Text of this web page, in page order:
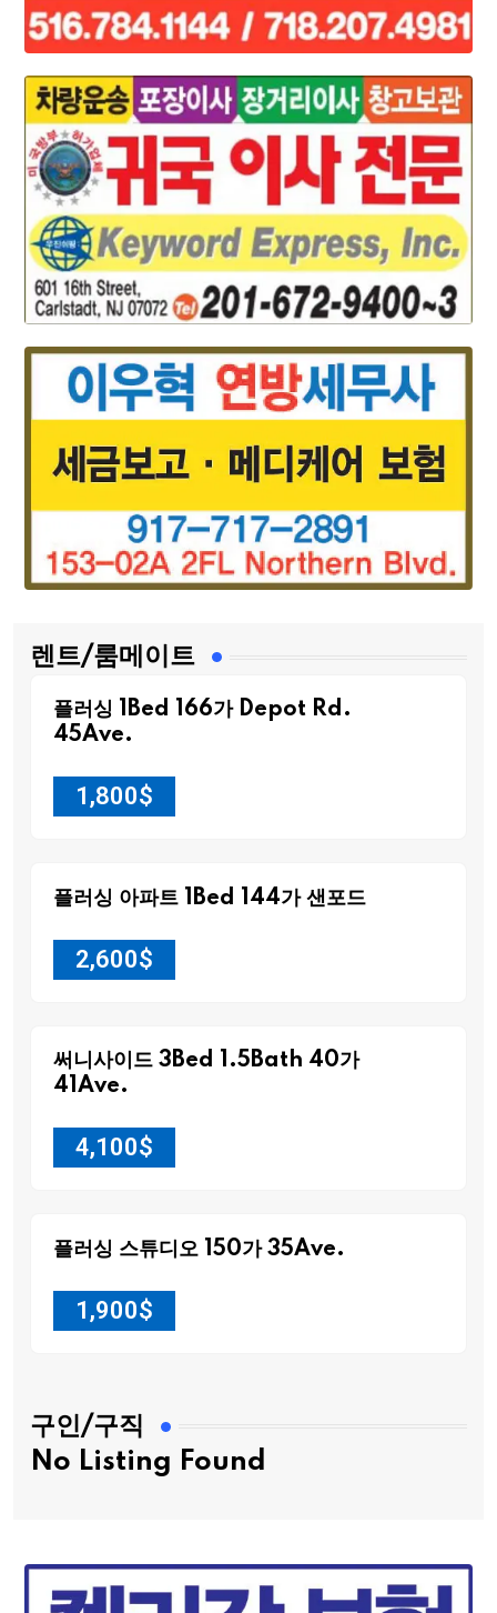
렌트/룸메이트
플러싱 1Bed 166가 Depot Rd.
45Ave.
1,800$
플러싱 아파트 1Bed 144가 샌포드
2,600$
써니사이드 3Bed 1.5Bath 40가
41Ave.
4,100$
플러싱 스튜디오 150가 35Ave.
1,900$
구인/구직
No Listing Found